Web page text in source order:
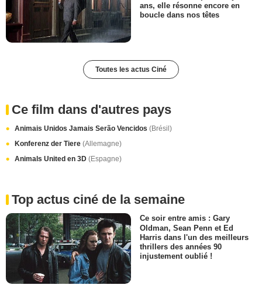
ans, elle résonne encore en
boucle dans nos têtes
Toutes les actus Ciné
Ce film dans d'autres pays
Animais Unidos Jamais Serão Vencidos (Brésil)
Konferenz der Tiere (Allemagne)
Animals United en 3D (Espagne)
Top actus ciné de la semaine
Ce soir entre amis : Gary
Oldman, Sean Penn et Ed
Harris dans l'un des meilleurs
thrillers des années 90
injustement oublié !